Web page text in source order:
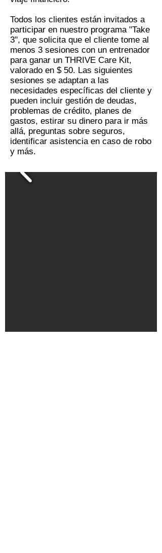
Todos los clientes están invitados a
participar en nuestro programa "Take
3", que solicita que el cliente tome al
menos 3 sesiones con un entrenador
para ganar un THRIVE Care Kit,
valorado en $ 50. Las siguientes
sesiones se adaptan a las
necesidades específicas del cliente y
pueden incluir gestión de deudas,
problemas de crédito, planes de
gastos, estirar su dinero para ir más
allá, preguntas sobre seguros,
identificar asistencia en caso de robo
y más.